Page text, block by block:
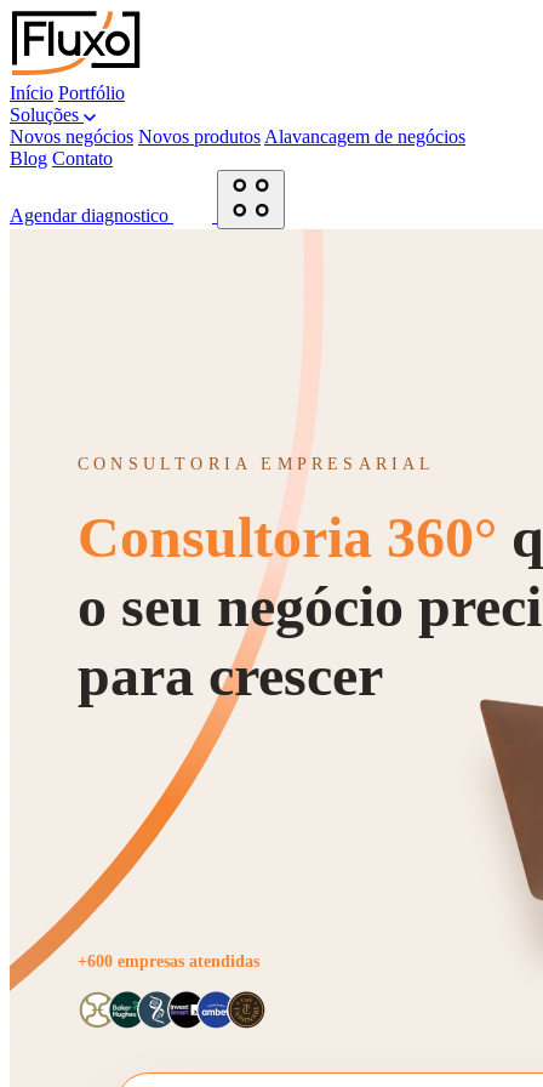
Início Portfólio
Soluções
Novos negócios Novos produtos Alavancagem de negócios
Blog Contato
Agendar diagnostico
CONSULTORIA EMPRESARIAL
Consultoria 360°
o seu negócio
para crescer
+600 empresas atendidas